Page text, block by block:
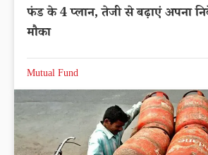
फंड के 4 प्लान, तेजी से बढ़ाएं अपना
मौका
Mutual Fund